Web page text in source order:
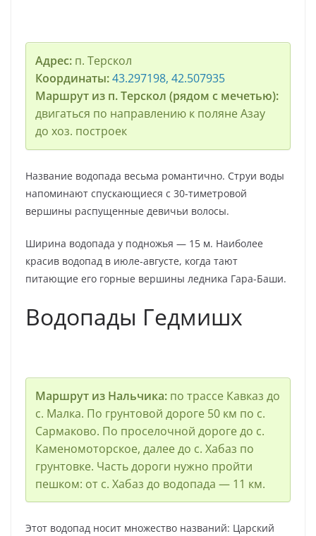
Адрес:п. Терскол
Координаты:43.297198, 42.507935
Маршрут из п. Терскол (рядом с мечетью):
двигаться по направлению к поляне Азау
до хоз. построек
Название водопада весьма романтично. Струи воды
напоминают спускающиеся с 30-тиметровой
вершины распущенные девичьи волосы.
Ширина водопада у подножья — 15 м. Наиболее
красив водопад в июле-августе, когда тают
питающие его горные вершины ледника Гара-Баши.
Водопады Гедмишх
Маршрут из Нальчика:по трассе Кавказ до
с. Малка. По грунтовой дороге 50 км по с.
Сармаково. По проселочной дороге до с.
Каменомоторское, далее до с. Хабаз по
грунтовке. Часть дороги нужно пройти
пешком: от с. Хабаз до водопада — 11 км.
Этот водопад носит множество названий: Царский